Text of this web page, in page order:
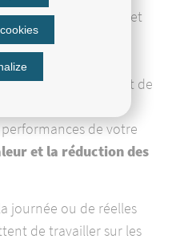
management permet
de
de vos sites
de la motivation et de
visé est
de votre
et la réduction des
journée ou de réelles
de travailler sur les